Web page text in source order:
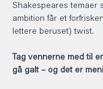
Shakespeares temaer
ambition får et
lettere beruset) twist.
Tag vennerne med til
gå galt – og det er